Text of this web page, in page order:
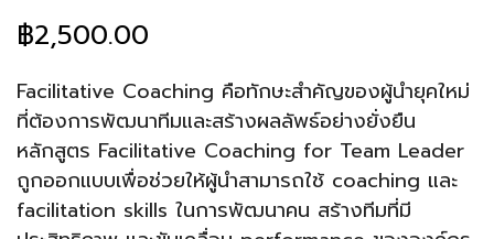
฿2,500.00
Facilitative Coaching คือทักษะสำคัญของผู้นำยุคใหม่
ที่ต้องการพัฒนาทีมและสร้างผลลัพธ์อย่างยั่งยืน
หลักสูตร Facilitative Coaching for Team Leader
ถูกออกแบบเพื่อช่วยให้ผู้นำสามารถใช้ coaching และ
facilitation skills ในการพัฒนาคน สร้างทีมที่มี